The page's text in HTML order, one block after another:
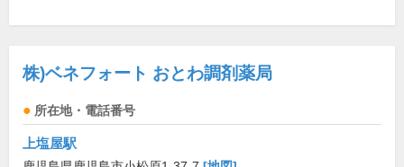
株)ベネフォート おとわ調剤薬局
所在地・電話番号
上塩屋駅